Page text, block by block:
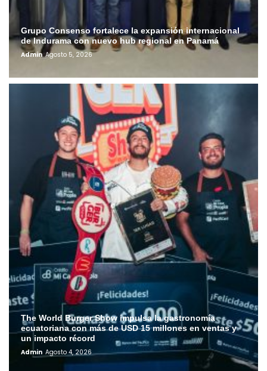
Grupo Consenso fortalece la expansión internacional
de Indurama con nuevo hub regional en Panamá
Admin Agosto 5, 2026
The World Burger Show impulsa la gastronomía
ecuatoriana con más de USD 15 millones en ventas y
un impacto récord
Admin Agosto 4, 2026